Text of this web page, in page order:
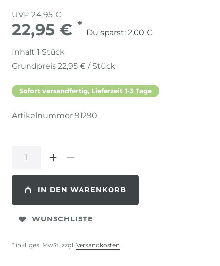
UVP 24,95 €
22,95 € *
Du sparst: 2,00 €
Inhalt 1 Stück
Grundpreis 22,95 € / Stück
Sofort versandfertig, Lieferzeit 1-3 Tage
Artikelnummer 91290
IN DEN WARENKORB
WUNSCHLISTE
* inkl. ges. MwSt. zzgl. Versandkosten